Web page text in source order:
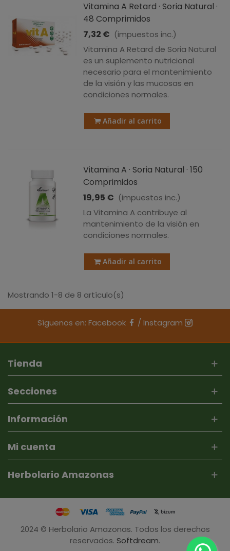
Vitamina A Retard · Soria Natural ·
48 Comprimidos
7,32 € (impuestos inc.)
Vitamina A Retard de Soria Natural
es un suplemento nutricional
necesario para el mantenimiento
de la visión y las mucosas en
condiciones normales.
Añadir al carrito
Vitamina A · Soria Natural · 150
Comprimidos
19,95 € (impuestos inc.)
La Vitamina A contribuye al
mantenimiento de la visión en
condiciones normales.
Añadir al carrito
Mostrando 1-8 de 8 artículo(s)
Síguenos en: Facebook / Instagram
Tienda
Secciones
Información
Mi cuenta
Herbolario Amazonas
2024 © Herbolario Amazonas. Todos los derechos
reservados. Softdream.